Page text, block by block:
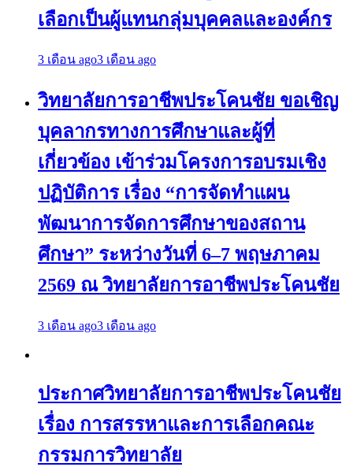
เลือกเป็นผู้แทนกลุ่มบุคคลและองค์กร
3 เดือน ago3 เดือน ago
วิทยาลัยการอาชีพประโคนชัย ขอเชิญ
บุคลากรทางการศึกษาและผู้ที่
เกี่ยวข้อง เข้าร่วมโครงการอบรมเชิง
ปฏิบัติการ เรื่อง “การจัดทำแผน
พัฒนาการจัดการศึกษาของสถาน
ศึกษา” ระหว่างวันที่ 6–7 พฤษภาคม
2569 ณ วิทยาลัยการอาชีพประโคนชัย
3 เดือน ago3 เดือน ago
ประกาศวิทยาลัยการอาชีพประโคนชัย
เรื่อง การสรรหาและการเลือกคณะ
กรรมการวิทยาลัย